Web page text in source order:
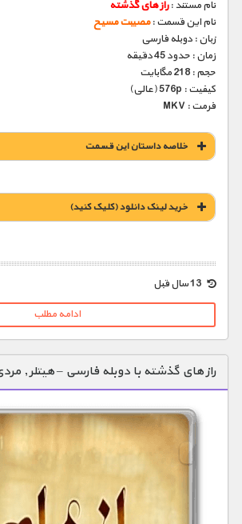
نام مستند :راز های گذشته
نام این قسمت :مصیبت مسیح
زبان : دوبله فارسی
زمان : حدود 45 دقیقه
حجم : 218 مگابایت
کیفیت : 576p (عالی)
فرمت : MKV
خلاصه داستان این قسمت
خريد لينک دانلود (کليک کنيد)
1900 تومان – خريد لينک دانلود (افزودن به سبد خريد)
ادامه مطلب
راز های گذشته با دوبله فارسی – هیتلر ,